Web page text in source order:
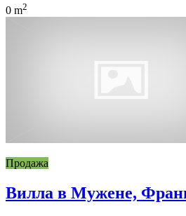
0 m2
Продажа
Вилла в Мужене,